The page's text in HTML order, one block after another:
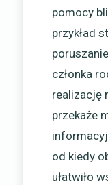
pomocy
przykład
członka
realizację
przekaże
od kiedy
ułatwiło